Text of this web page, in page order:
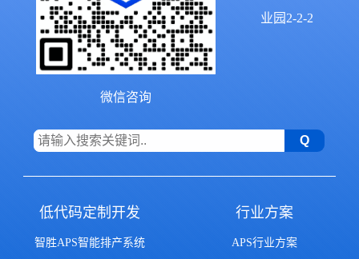
微信咨询
业园2-2-2
低代码定制开发
智胜APS智能排产系统
行业方案
APS行业方案